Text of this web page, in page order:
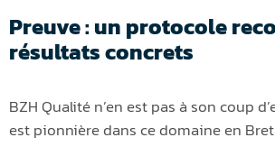
Preuve : un protocole
résultats concrets
BZH Qualité n’en est pas à son coup
est pionnière dans ce domaine en